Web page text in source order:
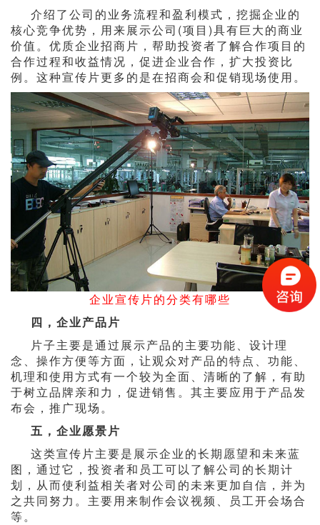
介绍了公司的业务流程和盈利模式，挖掘企业的
核心竞争优势，用来展示公司(项目)具有巨大的商业
价值。优质企业招商片，帮助投资者了解合作项目的
合作过程和收益情况，促进企业合作，扩大投资比
例。这种宣传片更多的是在招商会和促销现场使用。
企业宣传片的分类有哪些
四，企业产品片
片子主要是通过展示产品的主要功能、设计理
念、操作方便等方面，让观众对产品的特点、功能、
机理和使用方式有一个较为全面、清晰的了解，有助
于树立品牌亲和力，促进销售。其主要应用于产品发
布会，推广现场。
五，企业愿景片
这类宣传片主要是展示企业的长期愿望和未来蓝
图，通过它，投资者和员工可以了解公司的长期计
划，从而使利益相关者对公司的未来更加自信，并为
之共同努力。主要用来制作会议视频、员工开会场合
等。